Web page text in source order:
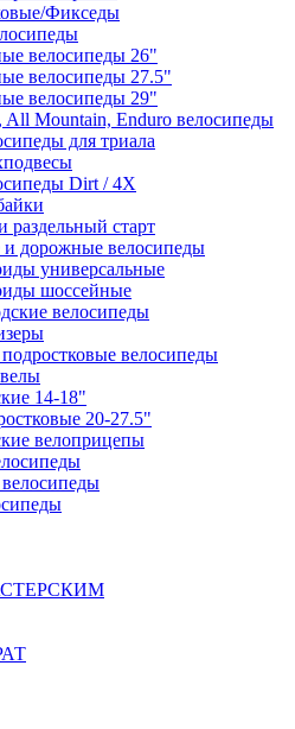
Фикседы
велосипеды 26"
велосипеды 27.5"
велосипеды 29"
All Mountain, Enduro велосипеды
для триала
Dirt / 4X
раздельный старт
и дорожные велосипеды
универсальные
шоссейные
велосипеды
велосипеды
14-18"
20-27.5"
велоприцепы